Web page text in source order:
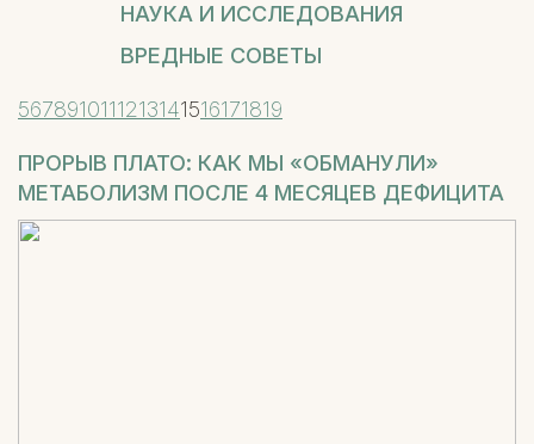
НАУКА И ИССЛЕДОВАНИЯ
ВРЕДНЫЕ СОВЕТЫ
5678910111213141516171819
ПРОРЫВ ПЛАТО: КАК МЫ «ОБМАНУЛИ»
МЕТАБОЛИЗМ ПОСЛЕ 4 МЕСЯЦЕВ ДЕФИЦИТА